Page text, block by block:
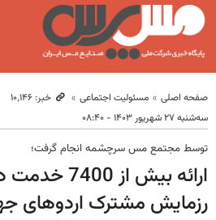
صفحه اصلی مسئولیت اجتماعی
خبر: ۱۰٬۱۴۶
سه‌شنبه ۲۷ شهریور ۱۴۰۳ - ۰۸:۴۰
توسط مجتمع مس سرچشمه انجام گرفت؛
ارائه بیش
رزمایش مشترک اردوهای